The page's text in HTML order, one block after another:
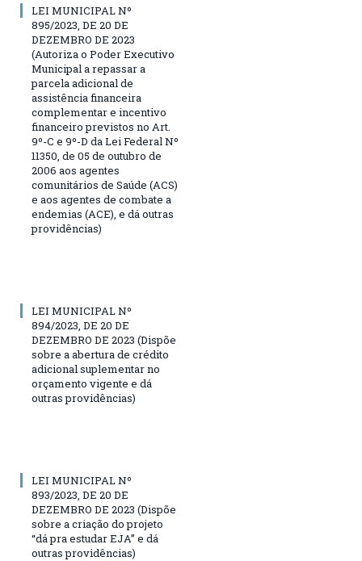
LEI MUNICIPAL Nº
895/2023, DE 20 DE
DEZEMBRO DE 2023
(Autoriza o Poder Executivo
Municipal a repassar a
parcela adicional de
assistência financeira
complementar e incentivo
financeiro previstos no Art.
9º-C e 9º-D da Lei Federal Nº
11350, de 05 de outubro de
2006 aos agentes
comunitários de Saúde (ACS)
e aos agentes de combate a
endemias (ACE), e dá outras
providências)
LEI MUNICIPAL Nº
894/2023, DE 20 DE
DEZEMBRO DE 2023 (Dispõe
sobre a abertura de crédito
adicional suplementar no
orçamento vigente e dá
outras providências)
LEI MUNICIPAL Nº
893/2023, DE 20 DE
DEZEMBRO DE 2023 (Dispõe
sobre a criação do projeto
“dá pra estudar EJA” e dá
outras providências)